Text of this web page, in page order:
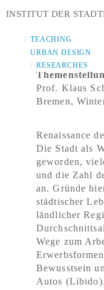
INSTITUT DER
TEACHING
URBAN DESIGN
RESEARCHES
Prof. Klaus
Bremen,
Renaissance
Die Stadt als
geworden,
und die Zahl
an. Gründe
städtischer
ländlicher
Wege zum
Bewusstsein
Autos